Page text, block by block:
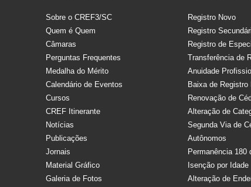
Sobre o CREF3/SC
Quem é Quem
Câmaras
Perguntas Frequentes
Medalha do Mérito
Calendário de Eventos
Cursos
CREF Itinerante
Notícias
Publicações
Jornais
Material Gráfico
Galeria de Fotos
Registro Novo
Registro
Registro de
Transferência de
Anuidade
Baixa de Registro
Renovação de
Alteração de
Segunda Via de
Autônomos
Permanência 180
Isenção por Idade
Alteração de